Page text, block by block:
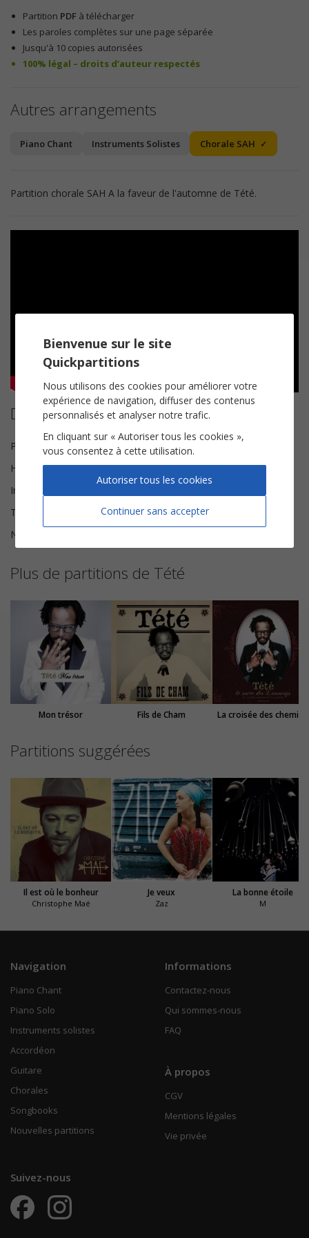
Partition PDF à télécharger
Les paroles complètes sur une page séparée
Jusqu'à 10 copies autorisées
100% légal – droits d’auteur respectés
Autres arrangements
Piano Chant Instruments Solistes Chorale SAH
Partition chorale SAH A la faveur de l'automne de Tété.
Détails de la partition
Paroles et Musique
Tété
Harmonisation
Brice Legée
Instrumentation
Tonalité
Mi mineur
Nombre de pages
Plus de partitions de Tété
Mon trésor Fils de Cham La croisée des chemins
Partitions suggérées
Il est où le bonheur
Christophe Maé
Je veux
Zaz
La bonne étoile
M
Navigation
Piano Chant
Piano Solo
Instruments solistes
Accordéon
Guitare
Chorales
Songbooks
Nouvelles partitions
Informations
Contactez-nous
Qui sommes-nous
FAQ
À propos
CGV
Mentions légales
Vie privée
Suivez-nous
Bienvenue sur le site
Quickpartitions
Nous utilisons des cookies pour améliorer votre
expérience de navigation, diffuser des contenus
personnalisés et analyser notre trafic.
En cliquant sur « Autoriser tous les cookies »,
vous consentez à cette utilisation.
Continuer sans accepter
Autoriser tous les cookies